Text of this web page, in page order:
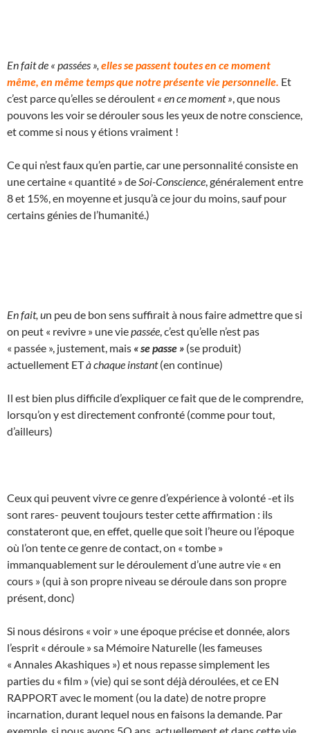
En fait de « passées », elles se passent toutes en ce moment
même, en même temps que notre présente vie personnelle. Et
c’est parce qu’elles se déroulent « en ce moment » , que nous
pouvons les voir se dérouler sous les yeux de notre conscience,
et comme si nous y étions vraiment !
Ce qui n’est faux qu’en partie, car une personnalité consiste en
une certaine « quantité » de Soi-Conscience , généralement entre
8 et 15%, en moyenne et jusqu’à ce jour du moins, sauf pour
certains génies de l’humanité.)
En fait, un peu de bon sens suffirait à nous faire admettre que si
on peut « revivre » une viepassée , c’est qu’elle n’est pas
« passée », justement, mais « se passe » (se produit)
actuellement ETà chaque instant(en continue)
Il est bien plus difficile d’expliquer ce fait que de le comprendre,
lorsqu’on y est directement confronté (comme pour tout,
d’ailleurs)
Ceux qui peuvent vivre ce genre d’expérience à volonté -et ils
sont rares- peuvent toujours tester cette affirmation : ils
constateront que, en effet, quelle que soit l’heure ou l’époque
où l’on tente ce genre de contact, on « tombe »
immanquablement sur le déroulement d’une autre vie « en
cours » (qui à son propre niveau se déroule dans son propre
présent, donc)
Si nous désirons « voir » une époque précise et donnée, alors
l’esprit « déroule » sa Mémoire Naturelle (les fameuses
« Annales Akashiques ») et nous repasse simplement les
parties du « film » (vie) qui se sont déjà déroulées, et ce EN
RAPPORT avec le moment (ou la date) de notre propre
incarnation, durant lequel nous en faisons la demande. Par
exemple, si nous avons 5O ans, actuellement et dans cette vie,